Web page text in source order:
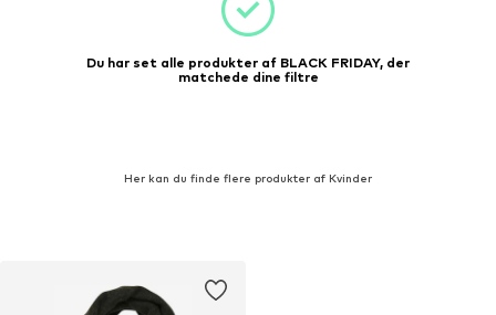
Du har set alle produkter af BLACK FRIDAY, der
matchede dine filtre
Her kan du finde flere produkter af Kvinder